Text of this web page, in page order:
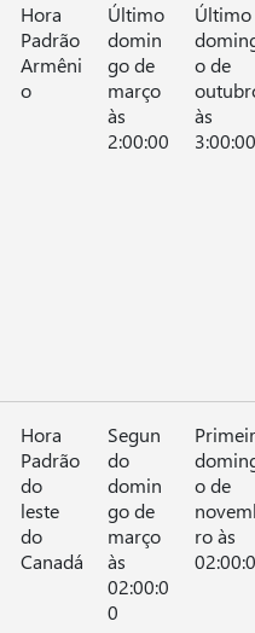
Hora
Padrão
Armêni
o
Último
domin
go de
março
às
2:00:00
Último
o de
às
3:00:00
Hora
Padrão
do
leste
do
Canadá
Segun
do
domin
go de
março
às
02:00:0
0
o de
ro às